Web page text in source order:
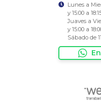
Lunes a
y 15:00 a
Juaves a
y 15:00 a
Sábado de